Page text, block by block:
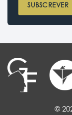
SUBSCREVER
©